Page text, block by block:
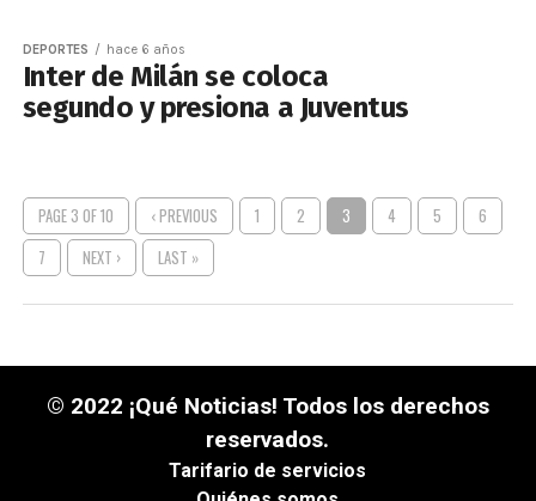
DEPORTES hace 6 años
Inter de Milán se coloca
segundo y presiona a Juventus
PAGE 3 OF 10 ‹ PREVIOUS 1 2 3 4 5
6
7
NEXT › LAST »
© 2022 ¡Qué Noticias! Todos los derechos
reservados.
Tarifario de servicios